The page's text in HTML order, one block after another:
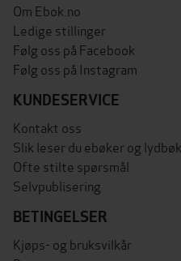
Om Ebok.no
Ledige stillinger
Følg oss på Facebook
Følg oss på Instagram
KUNDESERVICE
Kontakt oss
Slik leser du ebøker og
Ofte stilte spørsmål
Selvpublisering
BETINGELSER
Kjøps- og bruksvilkår